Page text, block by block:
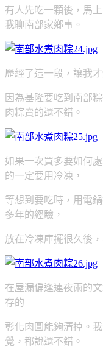
有人先吃一顆後，馬
我聊南部家鄉事。
歷經了這一段，讓我
因為基隆要吃到南部
肉粽賣的還不錯。
如果一次買多要如何
的一定要用冷凍，
等想到要吃時，用電
多年的經驗，
放在冷凍庫擺很久後
在屋漏偏逢連夜雨的
存的
彰化肉圓能夠清掉。
覺，都說還不錯。